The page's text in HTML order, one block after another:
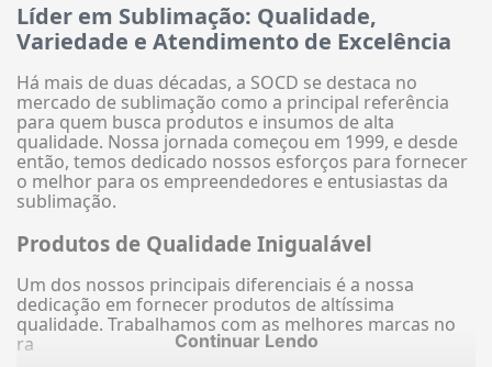
Líder em Sublimação: Qualidade,
Variedade e Atendimento de Excelência
Há mais de duas décadas, a SOCD se destaca no
mercado de sublimação como a principal referência
para quem busca produtos e insumos de alta
qualidade. Nossa jornada começou em 1999, e desde
então, temos dedicado nossos esforços para fornecer
o melhor para os empreendedores e entusiastas da
sublimação.
Produtos de Qualidade Inigualável
Um dos nossos principais diferenciais é a nossa
dedicação em fornecer produtos de altíssima
qualidade. Trabalhamos com as melhores marcas no
ra
Continuar Lendo